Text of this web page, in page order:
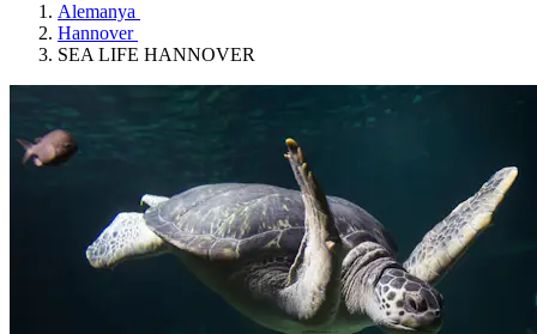
Alemanya
Hannover
SEA LIFE HANNOVER